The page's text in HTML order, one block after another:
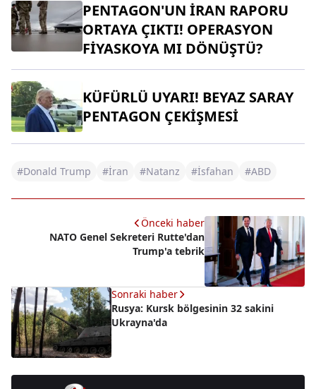
PENTAGON'UN İRAN RAPORU
ORTAYA ÇIKTI! OPERASYON
FİYASKOYA MI DÖNÜŞTÜ?
KÜFÜRLÜ UYARI! BEYAZ SARAY
PENTAGON ÇEKİŞMESİ
#Donald Trump #İran #Natanz #İsfahan #ABD
Önceki haber
NATO Genel Sekreteri Rutte'dan
Trump'a tebrik
Sonraki haber
Rusya: Kursk bölgesinin 32 sakini
Ukrayna'da